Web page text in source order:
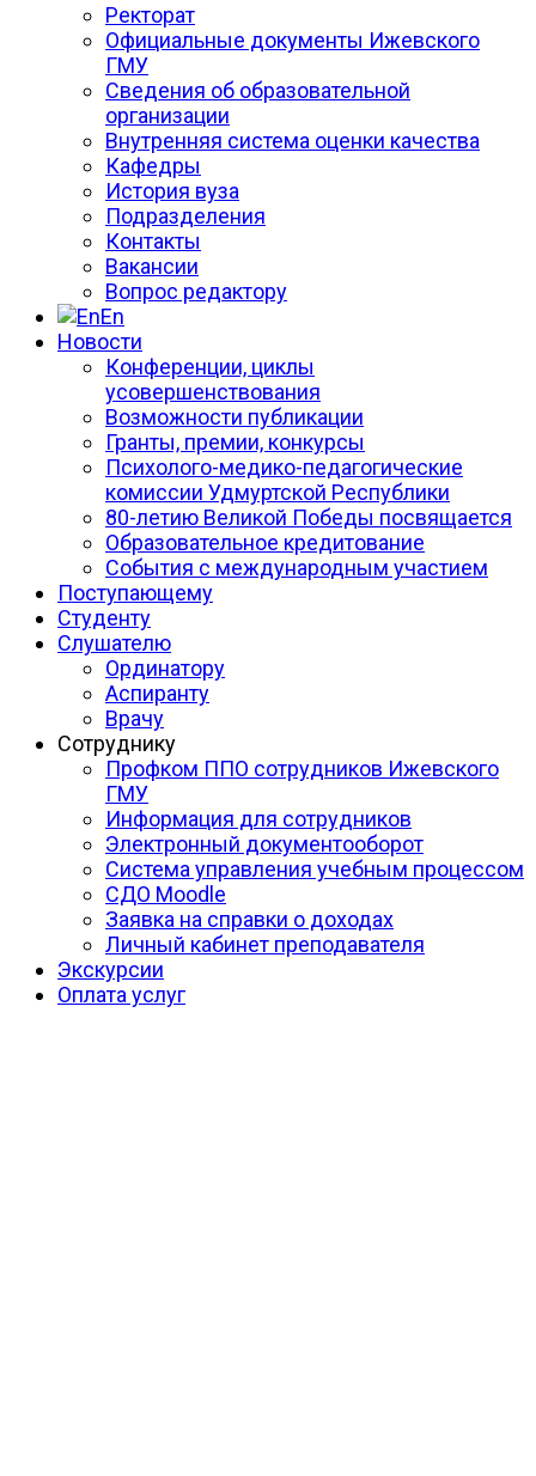
Ректорат
Официальные документы Ижевского
ГМУ
Сведения об образовательной
организации
Внутренняя система оценки качества
Кафедры
История вуза
Подразделения
Контакты
Вакансии
Вопрос редактору
En
Новости
Конференции, циклы
усовершенствования
Возможности публикации
Гранты, премии, конкурсы
Психолого-медико-педагогические
комиссии Удмуртской Республики
80-летию Великой Победы посвящается
Образовательное кредитование
События с международным участием
Поступающему
Студенту
Слушателю
Ординатору
Аспиранту
Врачу
Сотруднику
Профком ППО сотрудников Ижевского
ГМУ
Информация для сотрудников
Электронный документооборот
Система управления учебным процессом
СДО Moodle
Заявка на справки о доходах
Личный кабинет преподавателя
Экскурсии
Оплата услуг